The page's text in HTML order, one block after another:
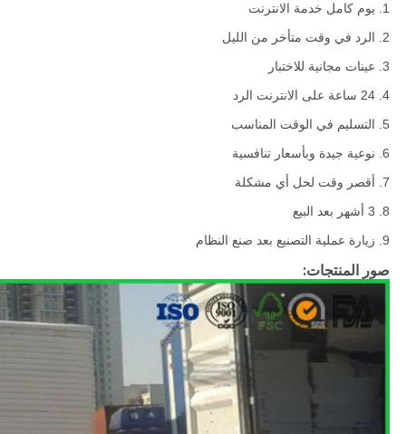
1. يوم كامل خدمة الانترنت
2. الرد في وقت متأخر من الليل
3. عينات مجانية للاختبار
4. 24 ساعة على الانترنت الرد
5. التسليم في الوقت المناسب
6. نوعية جيدة وبأسعار تنافسية
7. أقصر وقت لحل أي مشكلة
8. 3 أشهر بعد البيع
9. زيارة عملية التصنيع بعد صنع النظام
صور المنتجات: